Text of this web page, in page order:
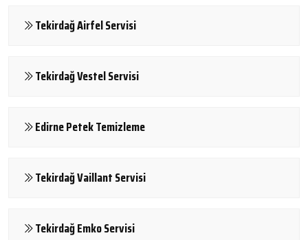
Tekirdağ Airfel Servisi
Tekirdağ Vestel Servisi
Edirne Petek Temizleme
Tekirdağ Vaillant Servisi
Tekirdağ Emko Servisi